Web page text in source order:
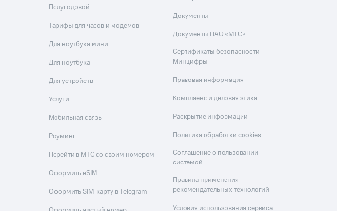
Полугодовой
Тарифы для часов и модемов
Для ноутбука мини
Для ноутбука
Для устройств
Услуги
Мобильная связь
Роуминг
Перейти в МТС со своим номером
Оформить eSIM
Оформить SIM-карту в Telegram
Документы
Документы ПАО «МТС»
Сертификаты безопасности
Минцифры
Правовая информация
Комплаенс и деловая этика
Раскрытие информации
Политика обработки cookies
Соглашение о пользовании
системой
Правила применения
рекомендательных технологий
Условия использования сервиса